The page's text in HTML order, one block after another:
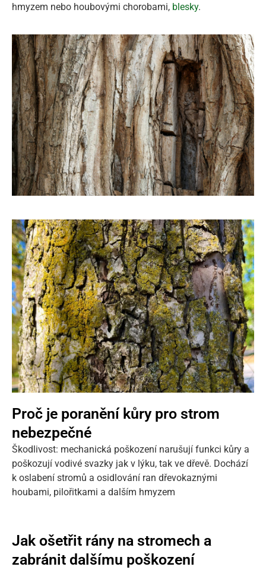
hmyzem nebo houbovými chorobami, blesky.
Proč je poranění kůry pro strom
nebezpečné
Škodlivost: mechanická poškození narušují funkci kůry a
poškozují vodivé svazky jak v lýku, tak ve dřevě. Dochází
k oslabení stromů a osidlování ran dřevokaznými
houbami, pilořitkami a dalším hmyzem
Jak ošetřit rány na stromech a
zabránit dalšímu poškození